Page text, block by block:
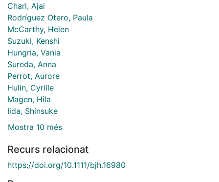
Chari, Ajai
Rodríguez Otero, Paula
McCarthy, Helen
Suzuki, Kenshi
Hungria, Vania
Sureda, Anna
Perrot, Aurore
Hulin, Cyrille
Magen, Hila
Iida, Shinsuke
Mostra 10 més
Recurs relacionat
https://doi.org/10.1111/bjh.16980